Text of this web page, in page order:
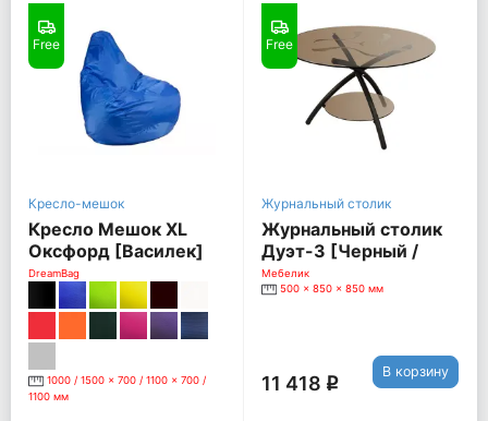
Free
Кресло-мешок
Кресло Мешок XL
Оксфорд [Василек]
DreamBag
1000 / 1500 x 700 / 1100 x 700 /
1100 мм
Free
Журнальный столик
Журнальный столик
Дуэт-3 [Черный /
Тонированное
стекло]
Мебелик
500 x 850 x 850 мм
11 418 q
В корзину